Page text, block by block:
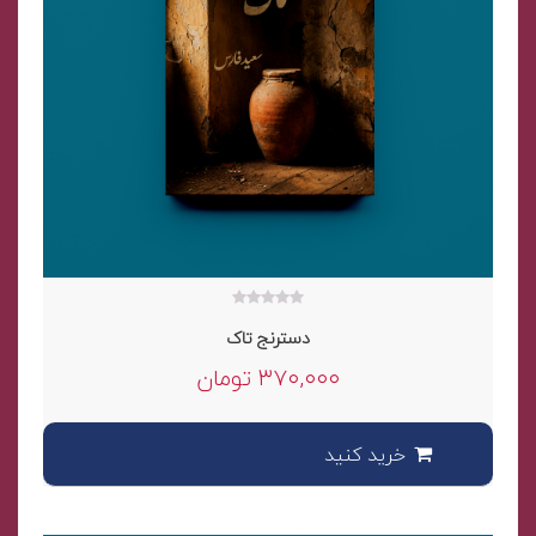
out
دسترنج تاک
۳۷۰,۰۰۰ تومان
خرید کنید